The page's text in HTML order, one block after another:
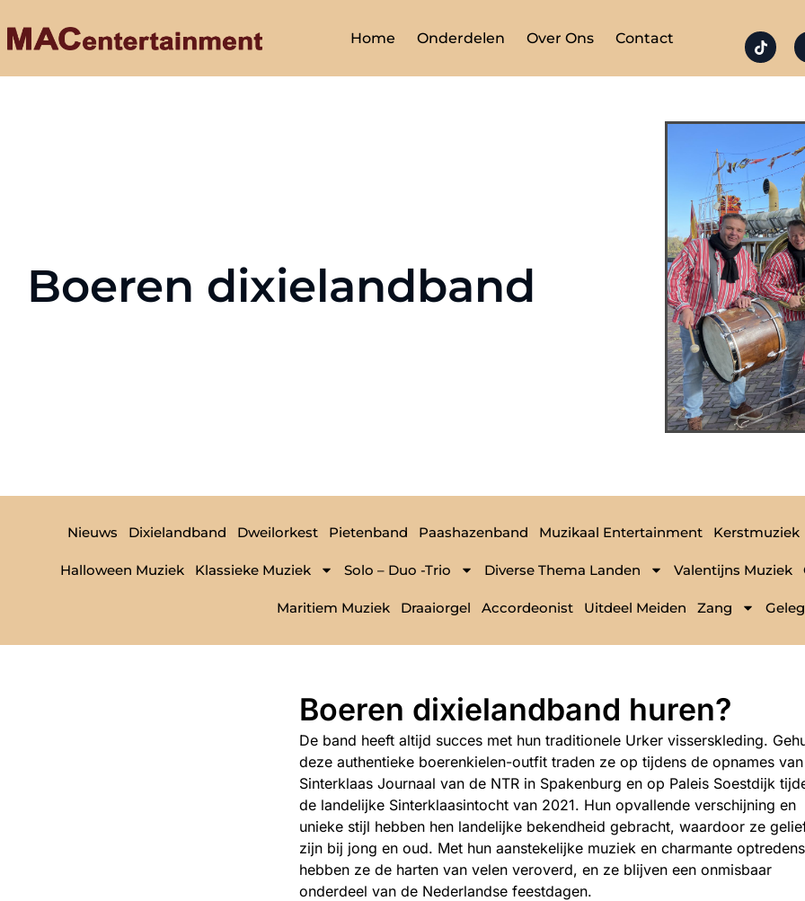
Home Onderdelen Over Ons Contact
Boeren dixielandband
Nieuws Dixielandband Dweilorkest Pietenband Paashazenband Muzikaal Entertainment Kerstmuziek
Halloween Muziek Klassieke Muziek Solo – Duo -Trio Diverse Thema Landen Valentijns Muziek
Maritiem Muziek Draaiorgel Accordeonist Uitdeel Meiden Zang
Boeren dixielandband huren?
De band heeft altijd succes met hun traditionele Urker visserskleding.
deze authentieke boerenkielen-outfit traden ze op tijdens de opnames
Sinterklaas Journaal van de NTR in Spakenburg en op Paleis Soestdijk
de landelijke Sinterklaasintocht van 2021. Hun opvallende verschijning en
unieke stijl hebben hen landelijke bekendheid gebracht, waardoor ze
zijn bij jong en oud. Met hun aanstekelijke muziek en charmante optredens
hebben ze de harten van velen veroverd, en ze blijven een onmisbaar
onderdeel van de Nederlandse feestdagen.